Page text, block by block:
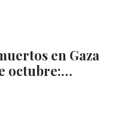
en Gaza
octubre:…